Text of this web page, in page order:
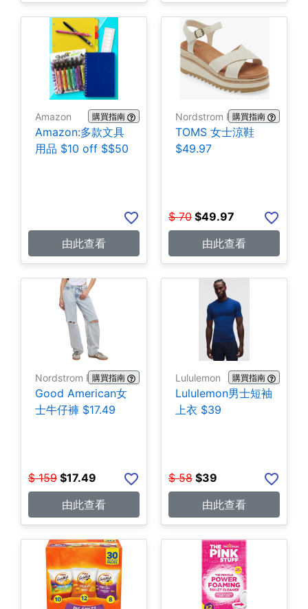
Amazon 購買指南
Amazon:多款文具
用品 $10 off $$50
由此查看
Nordstrom Rack購買指南
TOMS 女士涼鞋
$49.97
$ 70 $49.97
由此查看
Nordstrom Rack購買指南
Good American女
士牛仔褲 $17.49
$ 159 $17.49
由此查看
Lululemon 購買指南
Lululemon男士短袖
上衣 $39
$ 58 $39
由此查看